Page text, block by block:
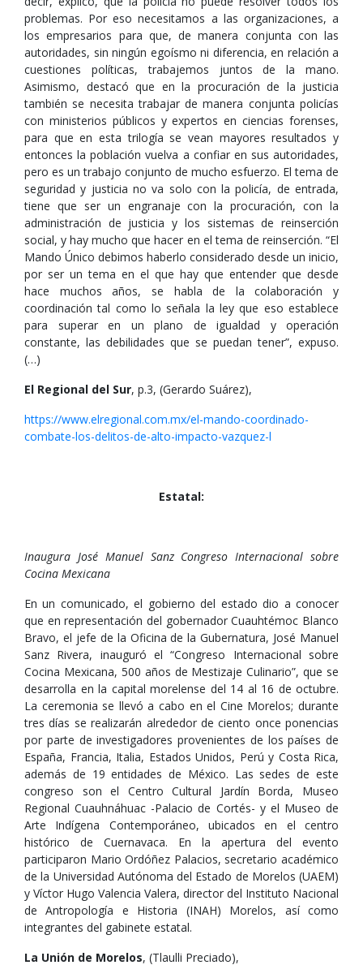
problemas. Por eso necesitamos a las organizaciones, a
los empresarios para que, de manera conjunta con las
autoridades, sin ningún egoísmo ni diferencia, en relación a
cuestiones políticas, trabajemos juntos de la mano.
Asimismo, destacó que en la procuración de la justicia
también se necesita trabajar de manera conjunta policías
con ministerios públicos y expertos en ciencias forenses,
para que en esta trilogía se vean mayores resultados y
entonces la población vuelva a confiar en sus autoridades,
pero es un trabajo conjunto de mucho esfuerzo. El tema de
seguridad y justicia no va solo con la policía, de entrada,
tiene que ser un engranaje con la procuración, con la
administración de justicia y los sistemas de reinserción
social, y hay mucho que hacer en el tema de reinserción. “El
Mando Único debimos haberlo considerado desde un inicio,
por ser un tema en el que hay que entender que desde
hace muchos años, se habla de la colaboración y
coordinación tal como lo señala la ley que eso establece
para superar en un plano de igualdad y operación
constante, las debilidades que se puedan tener”, expuso.
(…)
El Regional del Sur, p.3, (Gerardo Suárez),
https://www.elregional.com.mx/el-mando-coordinado-
combate-los-delitos-de-alto-impacto-vazquez-l
Estatal:
Inaugura José Manuel Sanz Congreso Internacional sobre
Cocina Mexicana
En un comunicado, el gobierno del estado dio a conocer
que en representación del gobernador Cuauhtémoc Blanco
Bravo, el jefe de la Oficina de la Gubernatura, José Manuel
Sanz Rivera, inauguró el “Congreso Internacional sobre
Cocina Mexicana, 500 años de Mestizaje Culinario”, que se
desarrolla en la capital morelense del 14 al 16 de octubre.
La ceremonia se llevó a cabo en el Cine Morelos; durante
tres días se realizarán alrededor de ciento once ponencias
por parte de investigadores provenientes de los países de
España, Francia, Italia, Estados Unidos, Perú y Costa Rica,
además de 19 entidades de México. Las sedes de este
congreso son el Centro Cultural Jardín Borda, Museo
Regional Cuauhnáhuac -Palacio de Cortés- y el Museo de
Arte Indígena Contemporáneo, ubicados en el centro
histórico de Cuernavaca. En la apertura del evento
participaron Mario Ordóñez Palacios, secretario académico
de la Universidad Autónoma del Estado de Morelos (UAEM)
y Víctor Hugo Valencia Valera, director del Instituto Nacional
de Antropología e Historia (INAH) Morelos, así como
integrantes del gabinete estatal.
La Unión de Morelos, (Tlaulli Preciado),